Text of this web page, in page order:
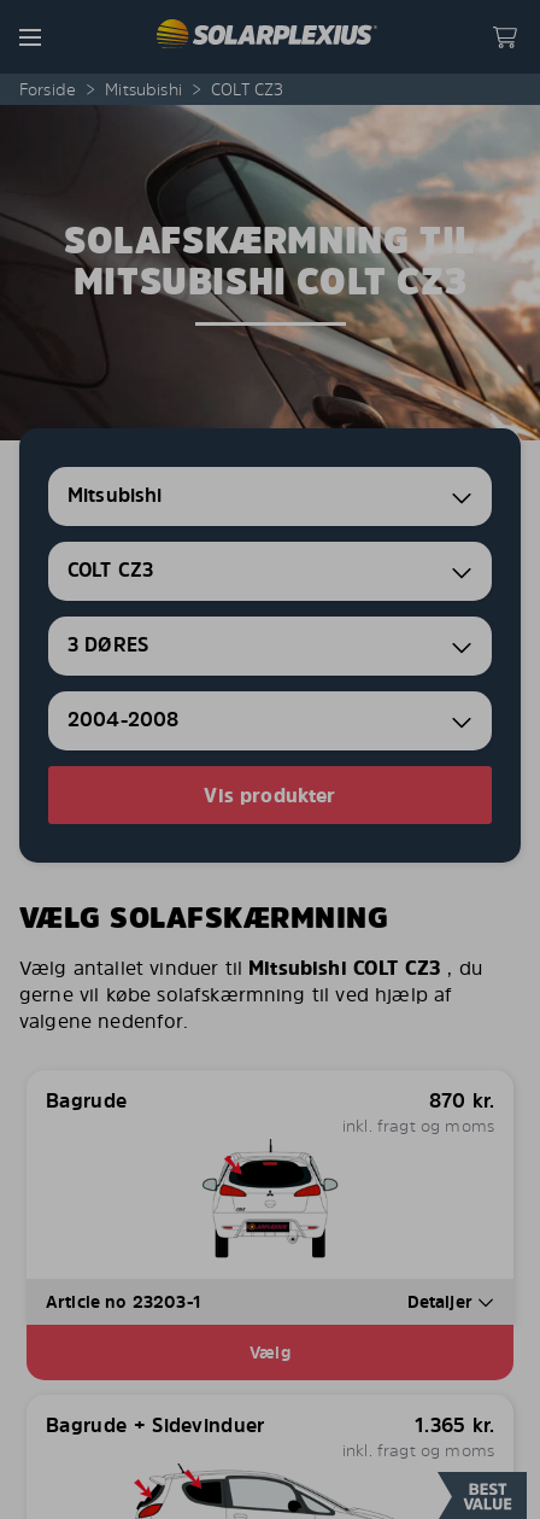
Menu
Forside > Mitsubishi > COLT CZ3
SOLAFSKÆRMNING TIL
MITSUBISHI COLT CZ3
Mitsubishi
COLT CZ3
3 DØRES
2004-2008
Vis produkter
VÆLG SOLAFSKÆRMNING
Vælg antallet vinduer til Mitsubishi COLT CZ3 , du
gerne vil købe solafskærmning til ved hjælp af
valgene nedenfor.
Bagrude 870 kr.
inkl. fragt og moms
Article no 23203-1 Detaljer
Vælg
Bagrude + Sidevinduer 1.365 kr.
inkl. fragt og moms